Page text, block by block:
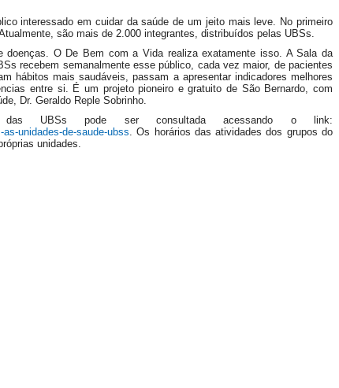
interessado em cuidar da saúde de um jeito mais leve. No primeiro
são mais de 2.000 integrantes, distribuídos pelas UBSs.
doenças. O De Bem com a Vida realiza exatamente isso. A Sala da
recebem semanalmente esse público, cada vez maior, de pacientes
hábitos mais saudáveis, passam a apresentar indicadores melhores
entre si. É um projeto pioneiro e gratuito de São Bernardo, com
Dr. Geraldo Reple Sobrinho.
UBSs pode ser consultada acessando o link:
unidades-de-saude-ubss. Os horários das atividades dos grupos do
unidades.